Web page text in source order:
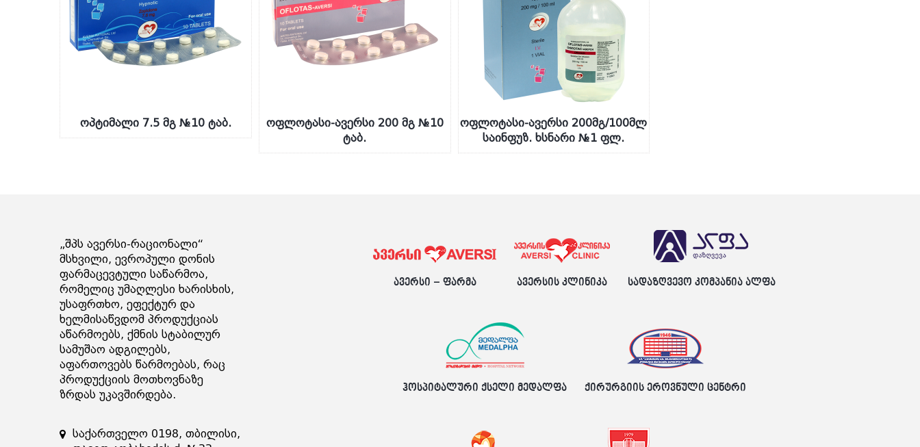
ოპტიმალი 7.5 მგ №10 ტაბ.
ოფლოტასი-ავერსი 200 მგ №10
ტაბ.
ოფლოტასი-ავერსი 200მგ/100მლ
საინფუზ. ხსნარი №1 ფლ.
„შპს ავერსი-რაციონალი“
მსხვილი, ევროპული დონის
ფარმაცევტული საწარმოა,
რომელიც უმაღლესი ხარისხის,
უსაფრთხო, ეფექტურ და
ხელმისაწვდომ პროდუქციას
აწარმოებს, ქმნის სტაბილურ
სამუშაო ადგილებს,
აფართოვებს წარმოებას, რაც
პროდუქციის მოთხოვნაზე
ზრდას უკავშირდება.
საქართველო 0198, თბილისი,
ავერსი – ფარმა ავერსის კლინიკა სადაზღვევო კომპანია ალფა
ჰოსპიტალური ქსელი მედალფა ქირურგიის ეროვნული ცენტრი